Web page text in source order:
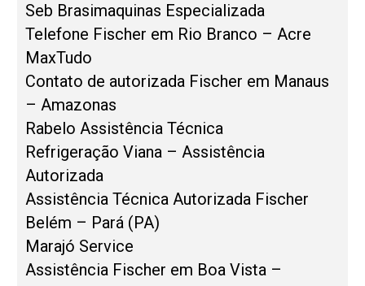
Seb Brasimaquinas Especializada
Telefone Fischer em Rio Branco – Acre
MaxTudo
Contato de autorizada Fischer em Manaus
– Amazonas
Rabelo Assistência Técnica
Refrigeração Viana – Assistência
Autorizada
Assistência Técnica Autorizada Fischer
Belém – Pará (PA)
Marajó Service
Assistência Fischer em Boa Vista –